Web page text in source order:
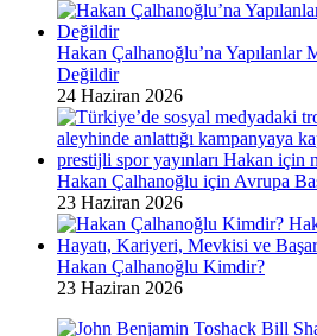
Hakan Çalhanoğlu’na Yapılanlar
Değildir
24 Haziran 2026
Hakan Çalhanoğlu için Avrupa
23 Haziran 2026
Hakan Çalhanoğlu Kimdir?
23 Haziran 2026